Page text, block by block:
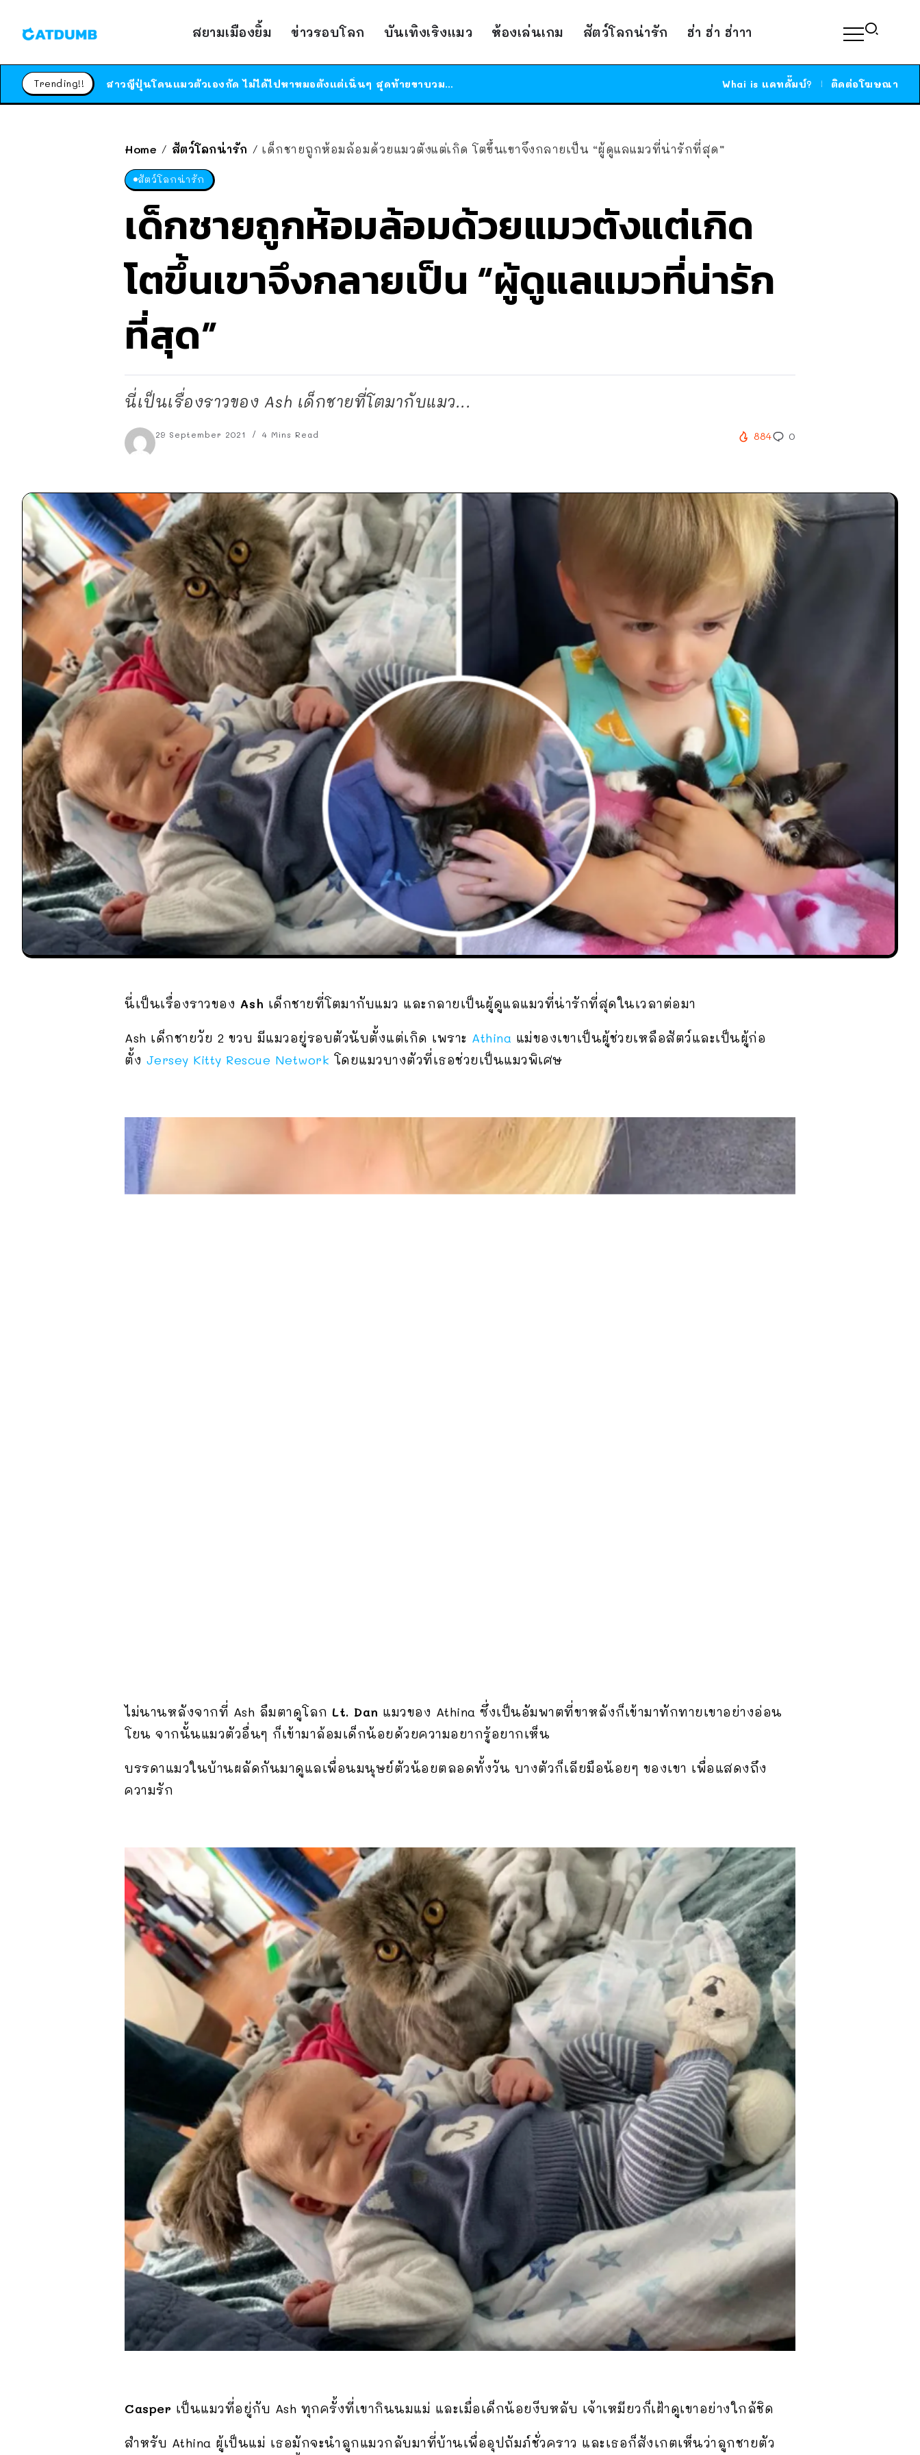
สยามเมืองยิ้ม ข่าวรอบโลก บันเทิงเริงแมว ห้องเล่นเกม สัตว์โลกน่ารัก ฮ่า ฮ่า ฮ่าาา
Trending!!
ได้เวลาเด็กหนวดรวมตัว RF Online Next เปิดให้เล่นแล้ว เกม Sci-Fi MMORPG ระดับตำนาน เล่นได้ทั้งมือถือและ PC
สาวญี่ปุ่นโดนแมวตัวเองกัด ไม่ได้ไปหาหมอตั้งแต่เนิ่นๆ สุดท้ายขาบวม กลายเป็นโรคเนื้อเน่า เตือนทาสแมวทั้งหลายให้ระวัง Whai is แคทดั๊มบ์? ติดต่อโฆษณา
Home / สัตว์โลกน่ารัก / เด็กชายถูกห้อมล้อมด้วยแมวตังแต่เกิด โตขึ้นเขาจึงกลายเป็น “ผู้ดูแลแมวที่น่ารักที่สุด”
สัตว์โลกน่ารัก
เด็กชายถูกห้อมล้อมด้วยแมวตังแต่เกิด
โตขึ้นเขาจึงกลายเป็น “ผู้ดูแลแมวที่น่ารัก
ที่สุด”
นี่เป็นเรื่องราวของ Ash เด็กชายที่โตมากับแมว...
29 September 2021 4 Mins Read 884 0
นี่เป็นเรื่องราวของ Ash เด็กชายที่โตมากับแมว และกลายเป็นผู้ดูแลแมวที่น่ารักที่สุดในเวลาต่อมา
Ash เด็กชายวัย 2 ขวบ มีแมวอยู่รอบตัวนับตั้งแต่เกิด เพราะ Athina แม่ของเขาเป็นผู้ช่วยเหลือสัตว์และเป็นผู้ก่อ
ตั้ง Jersey Kitty Rescue Network โดยแมวบางตัวที่เธอช่วยเป็นแมวพิเศษ
ไม่นานหลังจากที่ Ash ลืมตาดูโลก Lt. Dan แมวของ Athina ซึ่งเป็นอัมพาตที่ขาหลังก็เข้ามาทักทายเขาอย่างอ่อน
โยน จากนั้นแมวตัวอื่นๆ ก็เข้ามาล้อมเด็กน้อยด้วยความอยากรู้อยากเห็น
บรรดาแมวในบ้านผลัดกันมาดูแลเพื่อนมนุษย์ตัวน้อยตลอดทั้งวัน บางตัวก็เลียมือน้อยๆ ของเขา เพื่อแสดงถึง
ความรัก
Casper เป็นแมวที่อยู่กับ Ash ทุกครั้งที่เขากินนมแม่ และเมื่อเด็กน้อยงีบหลับ เจ้าเหมียวก็เฝ้าดูเขาอย่างใกล้ชิด
สำหรับ Athina ผู้เป็นแม่ เธอมักจะนำลูกแมวกลับมาที่บ้านเพื่ออุปถัมภ์ชั่วคราว และเธอก็สังเกตเห็นว่าลูกชายตัว